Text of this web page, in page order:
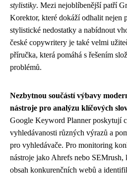
stylistiky. Mezi nejoblíbenější patří
Korektor, které dokáží odhalit nejen
stylistické nedostatky a nabídnout
české copywritery je také velmi
příručka, která pomáhá s řešením
problémů.
Nezbytnou součástí výbavy
nástroje pro analýzu klíčových
Google Keyword Planner poskytují
vyhledávanosti různých výrazů a
pro vyhledávače. Pro monitoring
nástroje jako Ahrefs nebo
obsah konkurenčních webů a